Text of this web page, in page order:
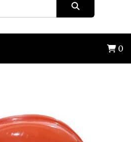
0